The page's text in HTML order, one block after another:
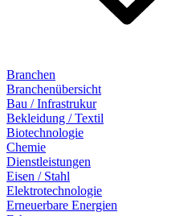
Branchen
Branchenübersicht
Bau / Infrastrukur
Bekleidung / Textil
Biotechnologie
Chemie
Dienstleistungen
Eisen / Stahl
Elektrotechnologie
Erneuerbare Energien